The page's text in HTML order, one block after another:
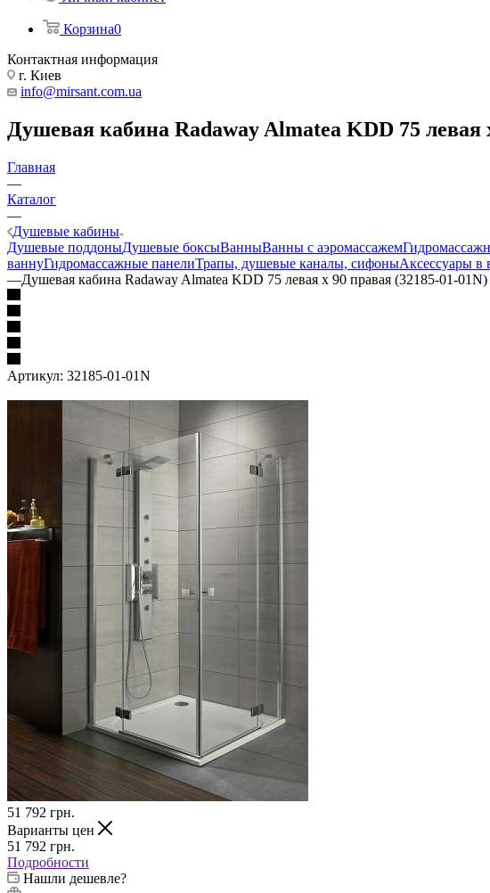
Корзина0
Контактная информация
г. Киев
info@mirsant.com.ua
Душевая кабина Radaway Almatea KDD 75 левая
Главная
—
Каталог
—
Душевые кабины
Душевые поддоныДушевые боксыВанныВанны с аэромассажем
ваннуГидромассажные панелиТрапы, душевые каналы, сифоныАксессуары в
—Душевая кабина Radaway Almatea KDD 75 левая х 90 правая (32185-01-
Артикул: 32185-01-01N
51 792 грн.
Варианты цен
51 792 грн.
Подробности
Нашли дешевле?